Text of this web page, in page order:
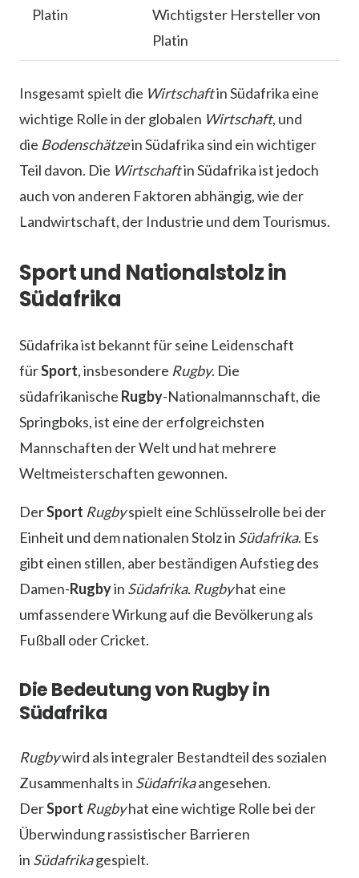
Platin
Wichtigster Hersteller von
Platin
Insgesamt spielt die Wirtschaftin Südafrika eine
wichtige Rolle in der globalen Wirtschaft, und
die Bodenschätzein Südafrika sind ein wichtiger
Teil davon. Die Wirtschaftin Südafrika ist jedoch
auch von anderen Faktoren abhängig, wie der
Landwirtschaft, der Industrie und dem Tourismus.
Sport und Nationalstolz in
Südafrika
Südafrika ist bekannt für seine Leidenschaft
fürSport, insbesondere Rugby. Die
südafrikanische Rugby-Nationalmannschaft, die
Springboks, ist eine der erfolgreichsten
Mannschaften der Welt und hat mehrere
Weltmeisterschaften gewonnen.
DerSport Rugbyspielt eine Schlüsselrolle bei der
Einheit und dem nationalen Stolz in Südafrika. Es
gibt einen stillen, aber beständigen Aufstieg des
Damen-Rugbyin Südafrika. Rugbyhat eine
umfassendere Wirkung auf die Bevölkerung als
Fußball oder Cricket.
Die Bedeutung von Rugby in
Südafrika
Rugbywird als integraler Bestandteil des sozialen
Zusammenhalts in Südafrikaangesehen.
DerSport Rugbyhat eine wichtige Rolle bei der
Überwindung rassistischer Barrieren
in Südafrikagespielt.